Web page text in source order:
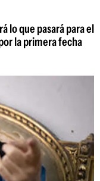
lo que pasará para el
la primera fecha